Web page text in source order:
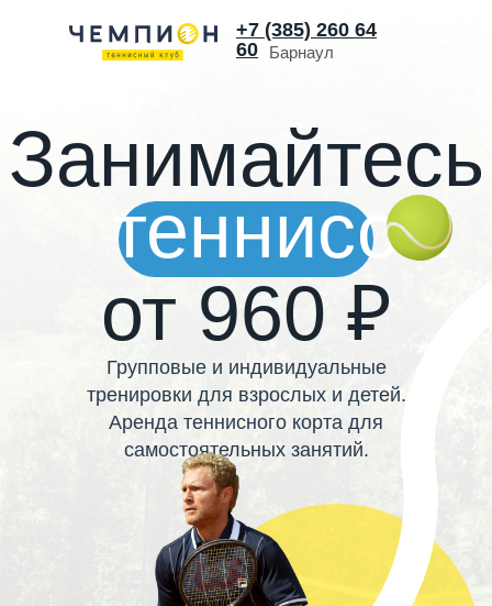
Занимайтесь
+7 (385) 260 64
60
теннисом
от 960 ₽
Групповые и индивидуальные
тренировки для взрослых и детей.
Аренда теннисного корта для
самостоятельных занятий.
Барнаул